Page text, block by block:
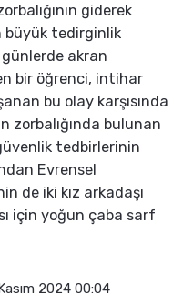
giderek
büyük tedirginlik
akran
bir öğrenci, intihar
bu olay karşısında
zorbalığında bulunan
tedbirlerinin
Evrensel
de iki kız arkadaşı
için yoğun çaba sarf
2024 00:04